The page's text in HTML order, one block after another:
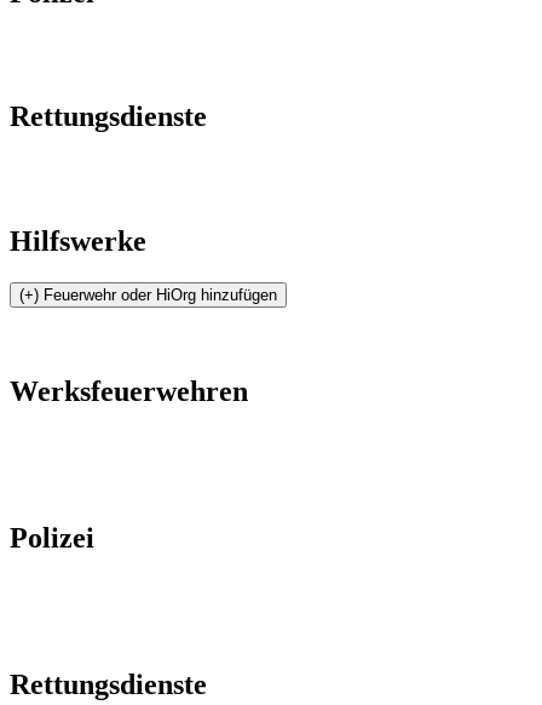
Rettungsdienste
Hilfswerke
Werksfeuerwehren
Polizei
Rettungsdienste